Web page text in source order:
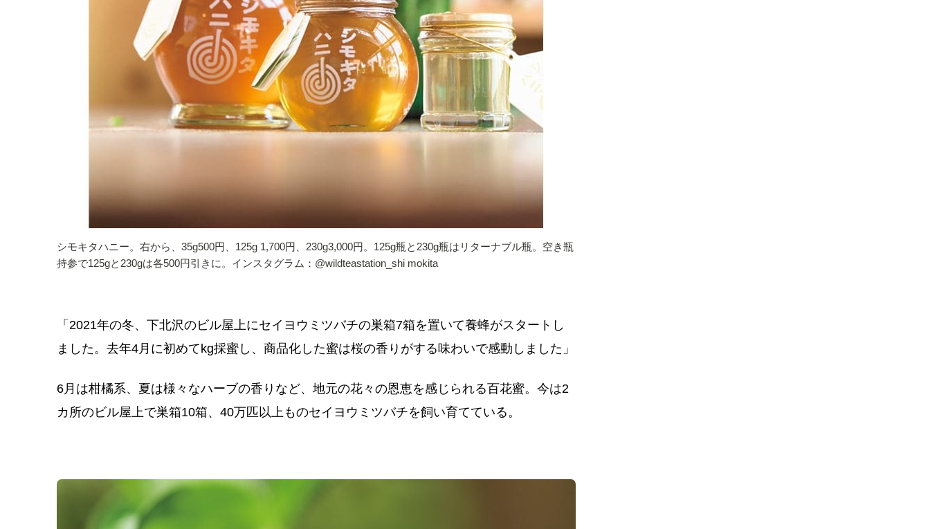
シモキタハニー。右から、35g500円、125g 1,700円、230g3,000円。125g瓶と230g瓶はリターナブル瓶。空き瓶
持参で125gと230gは各500円引きに。インスタグラム：@wildteastation_shi mokita
「2021年の冬、下北沢のビル屋上にセイヨウミツバチの巣箱7箱を置いて養蜂がスタートし
ました。去年4月に初めてkg採蜜し、商品化した蜜は桜の香りがする味わいで感動しました」
6月は柑橘系、夏は様々なハーブの香りなど、地元の花々の恩恵を感じられる百花蜜。今は2
カ所のビル屋上で巣箱10箱、40万匹以上ものセイヨウミツバチを飼い育てている。